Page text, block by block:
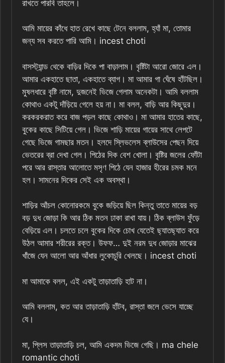
রাখতে পারবি তাহলে।
আমি মায়ের কাঁধে হাত রেখে কাছে টেনে বললাম, হ্যাঁ মা, তোমার
জন্য সব করতে পারি আমি। incest choti
বাসস্ট্যান্ড থেকে বাড়ির দিকে পা বাড়ালাম। বৃষ্টিটা আরো জোরে এল।
আমার একহাতে ছাতা, একহাতে ব্যাগ। মা আমার গা ঘেঁষে হাঁটছিল।
মুষলধারে বৃষ্টি নামে, দুজনেই ভিজে গেলাম অনেকটা। আমি বললাম
কোথাও একটু দাঁড়িয়ে গেলে হয় না। মা বলল, বাড়ি আর কিছুদুর।
করকরকরাত করে বাজ পড়ল কাছে কোথাও। মা আমার হাতের কাছে,
বুকের কাছে সিটিয়ে গেল। ভিজে শাড়ি মায়ের গায়ের সাথে লেপটে
গেছে ভিজে গামছার মতন। হলদে স্লিভলেস ব্লাউসের পেছন দিয়ে
ভেতরের ব্রা দেখা গেল। পিঠের দিক বেশ খোলা। বৃষ্টির জলের ফোঁটা
পরে আর রাস্তার আলোতে মসৃণ পিঠে যেন হাজার হীরের চমক মনে
হল। সামনের দিকের সেই এক অবস্থা।
শাড়ির আঁচল কোনোরকমে বুকে জড়িয়ে ছিল কিন্তু তাতে মায়ের বড়
বড় দুধ জোড়া কি আর ঠিক মতন ঢাকা রাখা যায়। ঠিক ব্লাউস ফুঁড়ে
বেড়িয়ে এল। চলতে চলে বুকের দিকে চোখ যেতেই ছ্যাতছ্যাত করে
উঠল আমার শরীরের রক্ত। উফফ… দুই নরম দুধ জোড়ার মাঝের
খাঁজে যেন আলো আর আঁধার লুকোচুরি খেলছে। incest choti
মা আমাকে বলল, এই একটু তাড়াতাড়ি হাট না।
আমি বললাম, কত আর তাড়াতাড়ি হাঁটব, রাস্তা জলে ভেসে যাচ্ছে
যে।
মা, প্লিস তাড়াতাড়ি চল, আমি একদম ভিজে গেছি। ma chele
romantic choti